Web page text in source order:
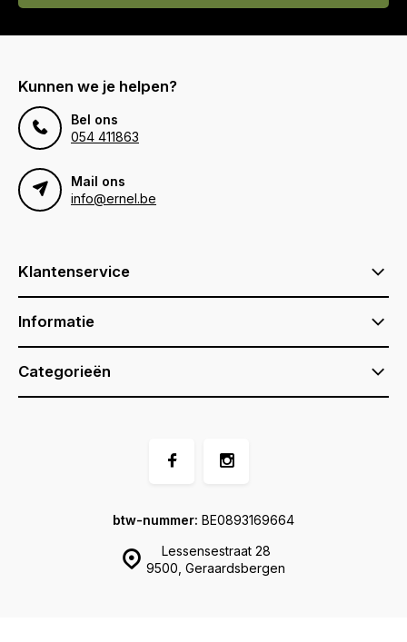
Kunnen we je helpen?
Bel ons
054 411863
Mail ons
info@ernel.be
Klantenservice
Informatie
Categorieën
Lessensestraat 28
9500, Geraardsbergen
btw-nummer: BE0893169664